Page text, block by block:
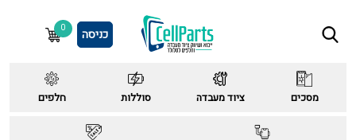
כניסה 0
מסכים ציוד מעבדה סוללות חלפים